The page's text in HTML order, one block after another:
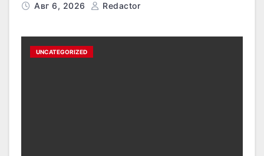
Авг 6, 2026 Redactor
UNCATEGORIZED